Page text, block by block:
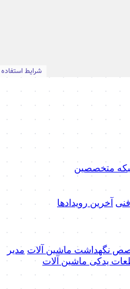
متخصصین
آخرین رویدادها
نگهداشت ماشین آلات مدیر
یدکی ماشین آلات